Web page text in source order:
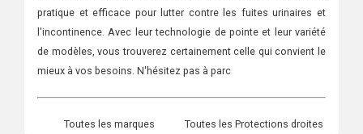
pratique et efficace pour lutter contre les fuites urinaires et
l'incontinence. Avec leur technologie de pointe et leur variété
de modèles, vous trouverez certainement celle qui convient le
mieux à vos besoins. N'hésitez pas à parc
Toutes les marques
Toutes les Protections droites